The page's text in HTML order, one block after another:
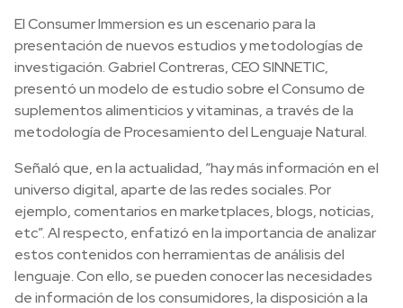
El Consumer Immersion es un escenario para la
presentación de nuevos estudios y metodologías de
investigación. Gabriel Contreras, CEO SINNETIC,
presentó un modelo de estudio sobre el Consumo de
suplementos alimenticios y vitaminas, a través de la
metodología de Procesamiento del Lenguaje Natural.
Señaló que, en la actualidad, “hay más información en el
universo digital, aparte de las redes sociales. Por
ejemplo, comentarios en marketplaces, blogs, noticias,
etc”. Al respecto, enfatizó en la importancia de analizar
estos contenidos con herramientas de análisis del
lenguaje. Con ello, se pueden conocer las necesidades
de información de los consumidores, la disposición a la